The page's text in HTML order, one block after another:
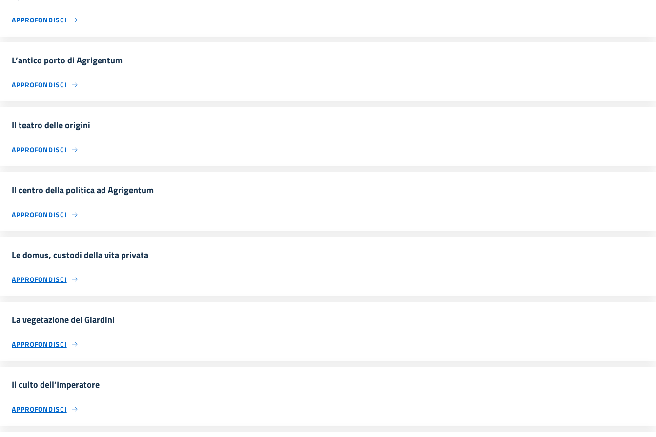
APPROFONDISCI
L’antico porto di Agrigentum
APPROFONDISCI
Il teatro delle origini
APPROFONDISCI
Il centro della politica ad Agrigentum
APPROFONDISCI
Le domus, custodi della vita privata
APPROFONDISCI
La vegetazione dei Giardini
APPROFONDISCI
Il culto dell’Imperatore
APPROFONDISCI